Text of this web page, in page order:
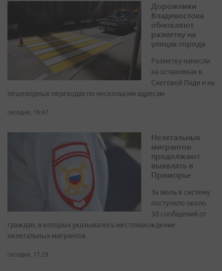
Дорожники
Владивостока
обновляют
разметку на
улицах города
Разметку нанесли
на остановках в
Снеговой Пади и на
пешеходных переходах по нескольким адресам
сегодня, 16:47
Нелегальных
мигрантов
продолжают
выявлять в
Приморье
За июль в систему
поступило около
30 сообщений от
граждан, в которых указывалось местонахождение
нелегальных мигрантов
сегодня, 17:29